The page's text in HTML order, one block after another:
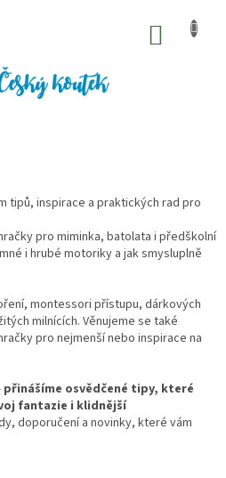
tipů, inspirace a praktických rad pro
pro miminka, batolata i předškolní
i hrubé motoriky a jak smysluplně
montessori přístupu, dárkových
milnících. Věnujeme se také
pro nejmenší nebo inspirace na
přinášíme osvědčené tipy, které
fantazie i klidnější
doporučení a novinky, které vám